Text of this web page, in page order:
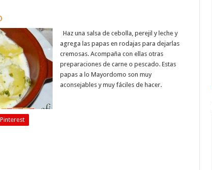
Haz una salsa de cebolla, perejil y leche y
agrega las papas en rodajas para dejarlas
cremosas. Acompaña con ellas otras
preparaciones de carne o pescado. Estas
papas a lo Mayordomo son muy
aconsejables y muy fáciles de hacer.
Pinterest